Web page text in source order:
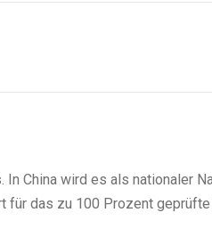
China wird es als nationaler
für das zu 100 Prozent